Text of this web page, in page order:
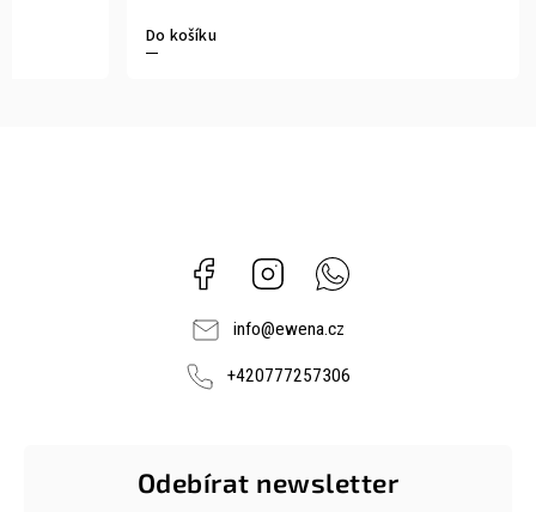
Do košíku
Facebook Instagram
info@ewena.cz
+420777257306
Odebírat newsletter